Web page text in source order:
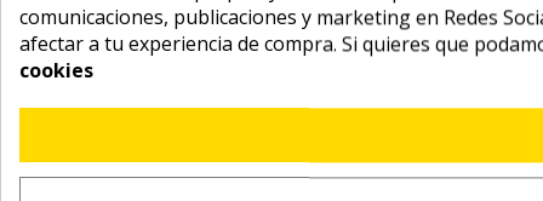
comunicaciones, publicaciones y marketing en Redes
afectar a tu experiencia de compra. Si quieres que
cookies